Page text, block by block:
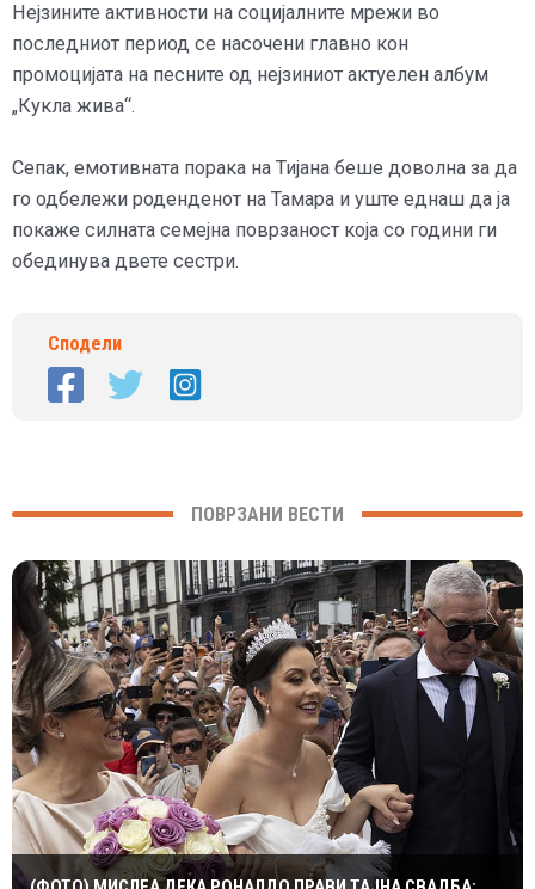
Нејзините активности на социјалните мрежи во
последниот период се насочени главно кон
промоцијата на песните од нејзиниот актуелен албум
„Кукла жива“.
Сепак, емотивната порака на Тијана беше доволна за да
го одбележи роденденот на Тамара и уште еднаш да ја
покаже силната семејна поврзаност која со години ги
обединува двете сестри.
Сподели
ПОВРЗАНИ ВЕСТИ